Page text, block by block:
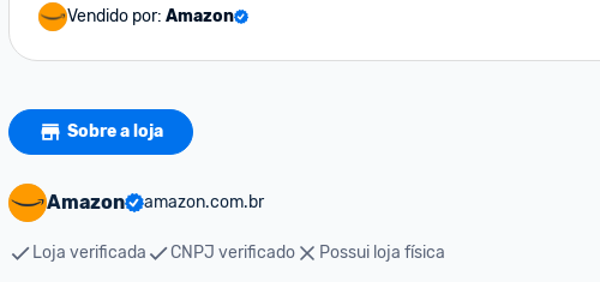
Vendido por: Amazon
Sobre a loja
Amazon amazon.com.br
Loja verificada CNPJ verificado
Possui loja física